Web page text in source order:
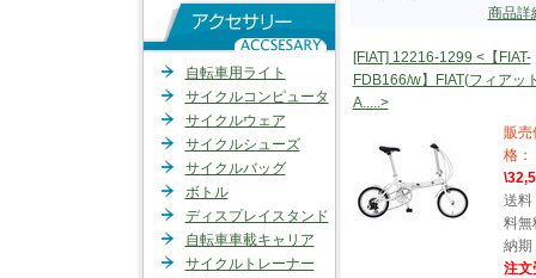
自転車用ライト
サイクルコンピュータ
サイクルウェア
サイクルシューズ
サイクルバッグ
ボトル
ディスプレイスタンド
自転車車載キャリア
サイクルトレーナー
商品
[FIAT] 12216-1299 <【FIAT-
FDB166/w】FIAT(フィア
A.....>
販売
格：
送料
料無
納期
注文